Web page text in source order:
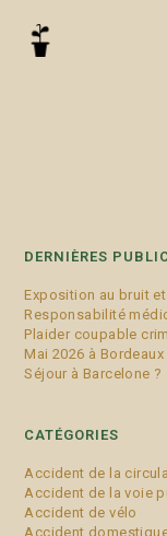
DERNIÈRES
Exposition au bruit
Responsabilité
Plaider coupable
Mai 2026 à
Séjour à Barcelone ?
CATÉGORIES
Accident de la
Accident de la voie
Accident de vélo
Accident